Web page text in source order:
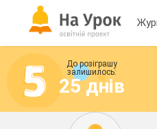
До розіграшу
залишилось:
25 днів